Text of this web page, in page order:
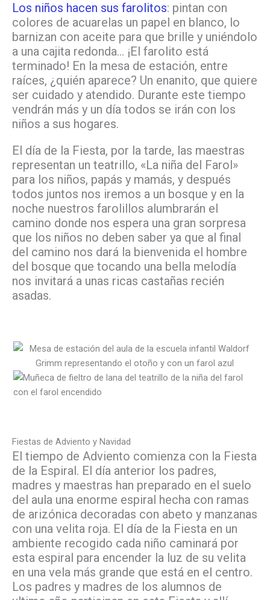
Los niños hacen sus farolitos: pintan con
colores de acuarelas un papel en blanco, lo
barnizan con aceite para que brille y uniéndolo
a una cajita redonda… ¡El farolito está
terminado! En la mesa de estación, entre
raíces, ¿quién aparece? Un enanito, que quiere
ser cuidado y atendido. Durante este tiempo
vendrán más y un día todos se irán con los
niños a sus hogares.
El día de la Fiesta, por la tarde, las maestras
representan un teatrillo, «La niña del Farol»
para los niños, papás y mamás, y después
todos juntos nos iremos a un bosque y en la
noche nuestros farolillos alumbrarán el
camino donde nos espera una gran sorpresa
que los niños no deben saber ya que al final
del camino nos dará la bienvenida el hombre
del bosque que tocando una bella melodía
nos invitará a unas ricas castañas recién
asadas.
Fiestas de Adviento y Navidad
El tiempo de Adviento comienza con la Fiesta
de la Espiral. El día anterior los padres,
madres y maestras han preparado en el suelo
del aula una enorme espiral hecha con ramas
de arizónica decoradas con abeto y manzanas
con una velita roja. El día de la Fiesta en un
ambiente recogido cada niño caminará por
esta espiral para encender la luz de su velita
en una vela más grande que está en el centro.
Los padres y madres de los alumnos de